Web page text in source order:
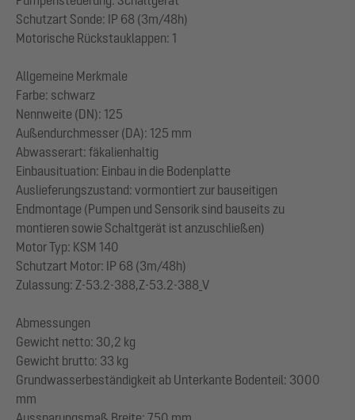
Schutzart Sonde: IP 68 (3m/48h)
Motorische Rückstauklappen: 1
Allgemeine Merkmale
Farbe: schwarz
Nennweite (DN): 125
Außendurchmesser (DA): 125 mm
Abwasserart: fäkalienhaltig
Einbausituation: Einbau in die Bodenplatte
Auslieferungszustand: vormontiert zur bauseitigen
Endmontage (Pumpen und Sensorik sind bauseits zu
montieren sowie Schaltgerät ist anzuschließen)
Motor Typ: KSM 140
Schutzart Motor: IP 68 (3m/48h)
Zulassung: Z-53.2-388,Z-53.2-388_V
Abmessungen
Gewicht netto: 30,2 kg
Gewicht brutto: 33 kg
Grundwasserbeständigkeit ab Unterkante Bodenteil: 3000
mm